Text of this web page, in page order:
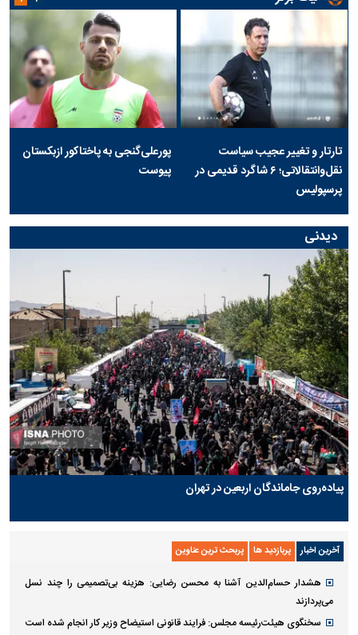
تارتار و تغییر عجیب سیاست
نقل‌وانتقالاتی؛ ۶ شاگرد قدیمی در
پرسپولیس
پورعلی‌گنجی به پاختاکور ازبکستان
پیوست
دیدنی
پیاده‌روی جاماندگان اربعین در تهران
آخرین اخبار پربازدید ها پربحث ترین عناوین
هشدار حسام‌الدین آشنا به محسن رضایی: هزینه بی‌تصمیمی را چند نسل
می‌پردازند
سخنگوی هیئت‌رئیسه مجلس: فرایند قانونی استیضاح وزیر کار انجام شده است